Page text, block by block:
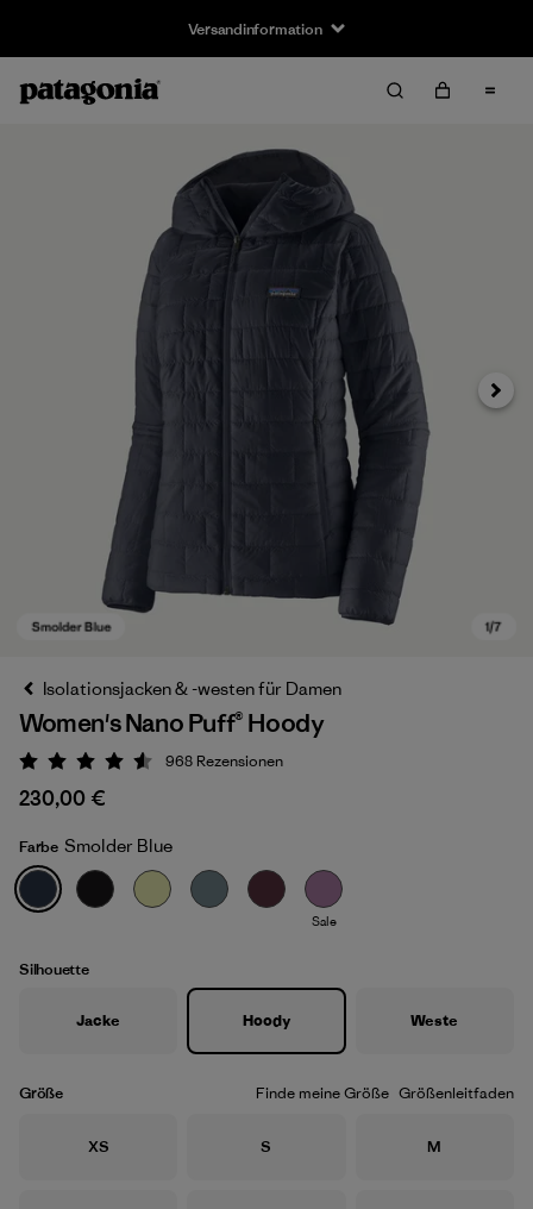
Versandinformation
Smolder Blue
Weiter
Isolationsjacken & -westen für Damen
Women's Nano Puff® Hoody
Bewertung: 4.6 / 5
968 Rezensionen
230,00 €
Farbe Smolder Blue
Sale
Silhouette
Jacke Hoody Weste
Größe Finde meine Größe Größenleitfaden
Größe
XS Größe
S Größe
M